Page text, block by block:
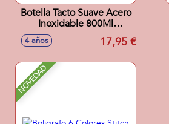
Botella Tacto Suave Acero
Inoxidable 800Ml
4 años 17,95 €
NOVEDAD